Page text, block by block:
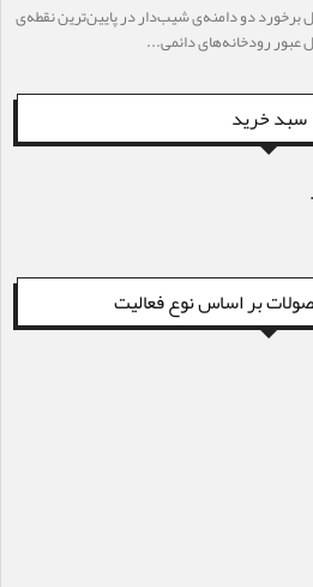
برخورد دو دامنه‌ی شیب‌دار در پایین‌ترین نقطه‌ی
عبور رودخانه‌های دائمی...
سبد خرید
بر اساس نوع فعالیت